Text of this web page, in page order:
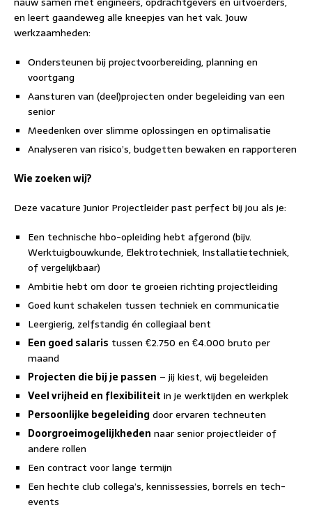
en leert gaandeweg alle kneepjes van het vak. Jouw
werkzaamheden:
Ondersteunen bij projectvoorbereiding, planning en
voortgang
Aansturen van (deel)projecten onder begeleiding van een
senior
Meedenken over slimme oplossingen en optimalisatie
Analyseren van risico’s, budgetten bewaken en rapporteren
Wie zoeken wij?
Deze vacature Junior Projectleider past perfect bij jou als je:
Een technische hbo-opleiding hebt afgerond (bijv.
Werktuigbouwkunde, Elektrotechniek, Installatietechniek,
of vergelijkbaar)
Ambitie hebt om door te groeien richting projectleiding
Goed kunt schakelen tussen techniek en communicatie
Leergierig, zelfstandig én collegiaal bent
Een goed salaris tussen €2.750 en €4.000 bruto per
maand
Projecten die bij je passen – jij kiest, wij begeleiden
Veel vrijheid en flexibiliteit in je werktijden en werkplek
Persoonlijke begeleidingdoor ervaren techneuten
Doorgroeimogelijkheden naar senior projectleider of
andere rollen
Een contract voor lange termijn
Een hechte club collega’s, kennissessies, borrels en tech-
events